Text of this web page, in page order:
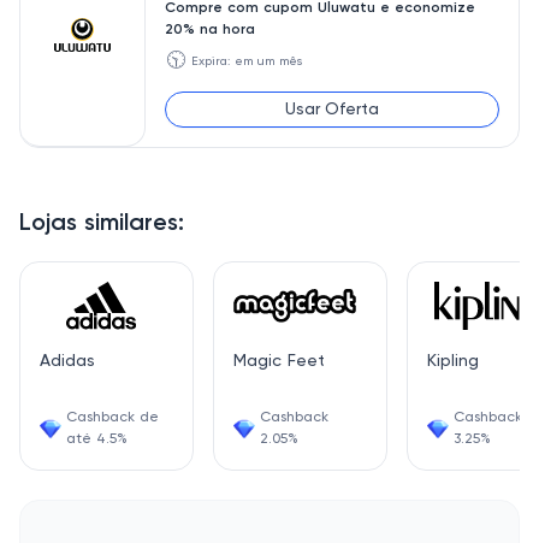
Lojas similares:
Adidas
Cashback de
até 4.5%
Magic Feet
Cashback
2.05%
Kipling
Cashback
3.25%
Compre com cupom Uluwatu e economize
20% na hora
🕥 Expira: em um mês
Usar Oferta